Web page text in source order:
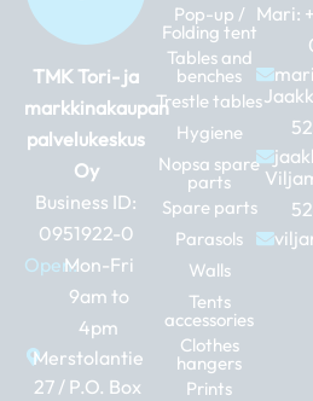
TMK Tori- ja
markkinakaupan
palvelukeskus
Oy
Business ID:
0951922-0
Open:Mon-Fri
9am to
4pm
Merstolantie
27 / P.O. Box
Pop-up /
Folding tent
Tables and
benches
Trestle tables
Hygiene
Nopsa spare
parts
Spare parts
Parasols
Walls
Tents
accessories
Clothes
hangers
Prints
Mari: